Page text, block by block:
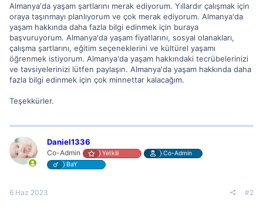
Almanya'da yaşam şartlarını merak ediyorum. Yıllardır çalışmak için
oraya taşınmayı planlıyorum ve çok merak ediyorum. Almanya'da
yaşam hakkında daha fazla bilgi edinmek için buraya
başvuruyorum. Almanya'da yaşam fiyatlarını, sosyal olanakları,
çalışma şartlarını, eğitim seçeneklerini ve kültürel yaşamı
öğrenmek istiyorum. Almanya'da yaşam hakkındaki tecrübelerinizi
ve tavsiyelerinizi lütfen paylaşın. Almanya'da yaşam hakkında daha
fazla bilgi edinmek için çok minnettar kalacağım.
Teşekkürler.
Daniel1336
Co-Admin Yetkili
Co-Admin
BaY
6 Haz 2023 #2